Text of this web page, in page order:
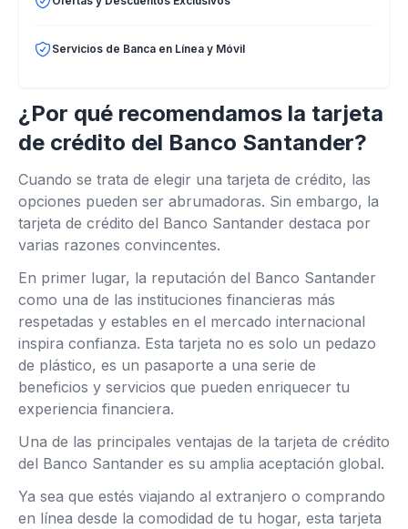
Servicios de Banca en Línea y Móvil
¿Por qué recomendamos la tarjeta
de crédito del Banco Santander?
Cuando se trata de elegir una tarjeta de crédito, las
opciones pueden ser abrumadoras. Sin embargo, la
tarjeta de crédito del Banco Santander destaca por
varias razones convincentes.
En primer lugar, la reputación del Banco Santander
como una de las instituciones financieras más
respetadas y estables en el mercado internacional
inspira confianza. Esta tarjeta no es solo un pedazo
de plástico, es un pasaporte a una serie de
beneficios y servicios que pueden enriquecer tu
experiencia financiera.
Una de las principales ventajas de la tarjeta de crédito
del Banco Santander es su amplia aceptación global.
Ya sea que estés viajando al extranjero o comprando
en línea desde la comodidad de tu hogar, esta tarjeta